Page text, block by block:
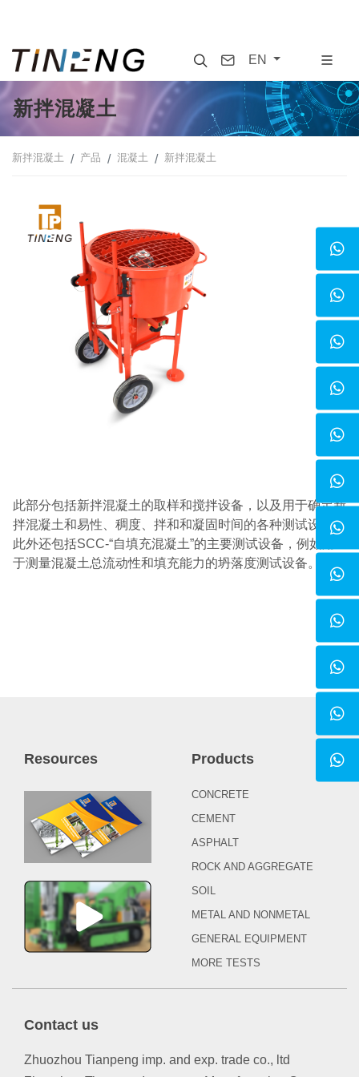
SearchContact
EN
新拌混凝土
新拌混凝土 产品 混凝土 新拌混凝土
此部分包括新拌混凝土的取样和搅拌设备，以及用于确定新
拌混凝土和易性、稠度、拌和和凝固时间的各种测试设备。
此外还包括SCC-“自填充混凝土”的主要测试设备，例如用
于测量混凝土总流动性和填充能力的坍落度测试设备。
Resources Products
CONCRETE
CEMENT
ASPHALT
ROCK AND AGGREGATE
SOIL
METAL AND NONMETAL
GENERAL EQUIPMENT
MORE TESTS
Contact us
Zhuozhou Tianpeng imp. and exp. trade co., ltd